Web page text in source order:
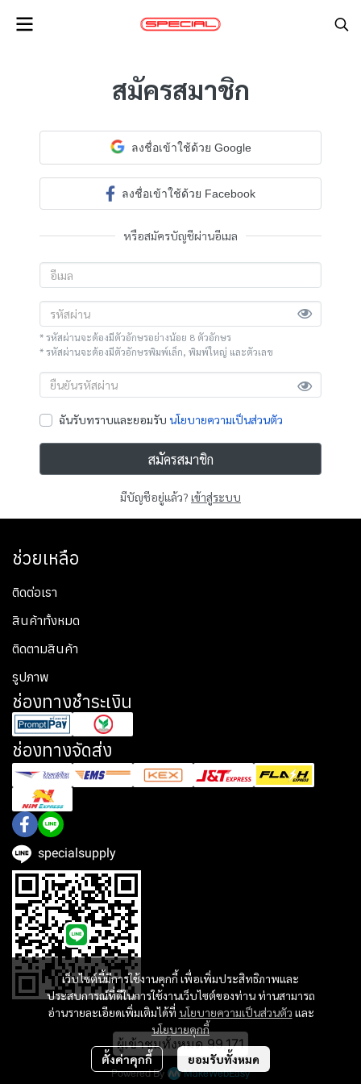
สมัครสมาชิก
ลงชื่อเข้าใช้ด้วย Google
ลงชื่อเข้าใช้ด้วย Facebook
หรือสมัครบัญชีผ่านอีเมล
* รหัสผ่านจะต้องมีตัวอักษรอย่างน้อย 8 ตัวอักษร
* รหัสผ่านจะต้องมีตัวอักษรพิมพ์เล็ก, พิมพ์ใหญ่ และตัวเลข
ฉันรับทราบและยอมรับ นโยบายความเป็นส่วนตัว
สมัครสมาชิก
มีบัญชีอยู่แล้ว? เข้าสู่ระบบ
เว็บไซต์นี้มีการใช้งานคุกกี้ เพื่อเพิ่มประสิทธิภาพและ
ประสบการณ์ที่ดีในการใช้งานเว็บไซต์ของท่าน ท่านสามารถ
อ่านรายละเอียดเพิ่มเติมได้ที่ นโยบายความเป็นส่วนตัว และ
นโยบายคุกกี้
ตั้งค่าคุกกี้ ยอมรับทั้งหมด
ช่วยเหลือ
ติดต่อเรา
สินค้าทั้งหมด
ติดตามสินค้า
รูปภาพ
ช่องทางชำระเงิน
ช่องทางจัดส่ง
specialsupply
ผู้เข้าชมทั้งหมด99,171
Powered By MakeWebEasy